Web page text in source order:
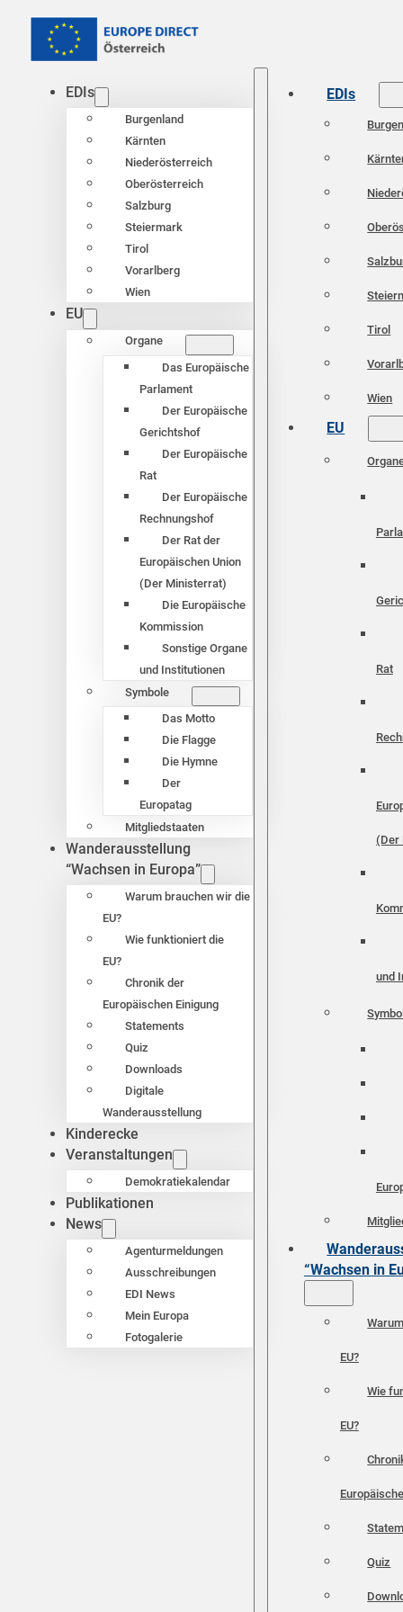
EDIs
Burgenland
Kärnten
Niederösterreich
Oberösterreich
Salzburg
Steiermark
Tirol
Vorarlberg
Wien
EU
Organe
Das Europäische
Parlament
Der Europäische
Gerichtshof
Der Europäische
Rat
Der Europäische
Rechnungshof
Der Rat der
Europäischen Union
(Der Ministerrat)
Die Europäische
Kommission
Sonstige Organe
und Institutionen
Symbole
Das Motto
Die Flagge
Die Hymne
Der
Europatag
Mitgliedstaaten
Wanderausstellung
“Wachsen in Europa”
Warum brauchen wir die
EU?
Wie funktioniert die
EU?
Chronik der
Europäischen Einigung
Statements
Quiz
Downloads
Digitale
Wanderausstellung
Kinderecke
Veranstaltungen
Demokratiekalendar
Publikationen
News
Agenturmeldungen
Ausschreibungen
EDI News
Mein Europa
Fotogalerie
EDIs
Tirol
Wien
EU
Rat
(Der
und
“Wachsen in
EU?
Wie
EU?
Quiz